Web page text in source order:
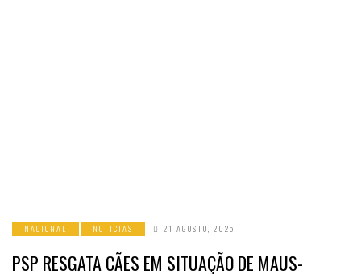
NACIONAL NOTICIAS 21 AGOSTO, 2025
PSP RESGATA CÃES EM SITUAÇÃO DE MAUS-